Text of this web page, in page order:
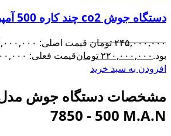
دستگاه جوش co2 چند کاره 500 آمپر وینر مدل 7850
۲۴۵,۰۰۰,۰۰۰تومان
بود.۲۲۰,۰۰۰,۰۰۰تومانقیمت فعلی: ۲۲۰,۰۰۰,۰۰۰ تومان.
افزودن به سبد خرید
7850 - 500 M.A.N